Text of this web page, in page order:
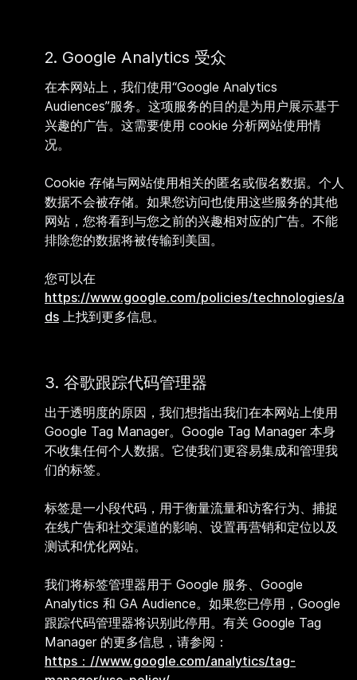
2. Google Analytics 受众
在本网站上，我们使用“Google Analytics
Audiences”服务。这项服务的目的是为用户展示基于
兴趣的广告。这需要使用 cookie 分析网站使用情
况。
Cookie 存储与网站使用相关的匿名或假名数据。个人
数据不会被存储。如果您访问也使用这些服务的其他
网站，您将看到与您之前的兴趣相对应的广告。不能
排除您的数据将被传输到美国。
您可以在
https://www.google.com/policies/technologies/a
ds 上找到更多信息。
3. 谷歌跟踪代码管理器
出于透明度的原因，我们想指出我们在本网站上使用
Google Tag Manager。Google Tag Manager 本身
不收集任何个人数据。它使我们更容易集成和管理我
们的标签。
标签是一小段代码，用于衡量流量和访客行为、捕捉
在线广告和社交渠道的影响、设置再营销和定位以及
测试和优化网站。
我们将标签管理器用于 Google 服务、Google
Analytics 和 GA Audience。如果您已停用，Google
跟踪代码管理器将识别此停用。有关 Google Tag
Manager 的更多信息，请参阅：
https：//www.google.com/analytics/tag-